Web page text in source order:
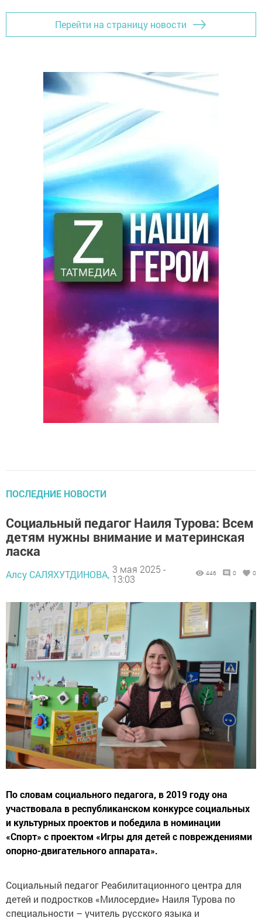
Перейти на страницу новости
ПОСЛЕДНИЕ НОВОСТИ
Социальный педагог Наиля Турова: Всем
детям нужны внимание и материнская
ласка
Алсу САЛЯХУТДИНОВА, 3 мая 2025 -
13:03
446 0 0
По словам социального педагога, в 2019 году она
участвовала в республиканском конкурсе социальных
и культурных проектов и победила в номинации
«Спорт» с проектом «Игры для детей с повреждениями
опорно-двигательного аппарата».
Социальный педагог Реабилитационного центра для
детей и подростков «Милосердие» Наиля Турова по
специальности – учитель русского языка и